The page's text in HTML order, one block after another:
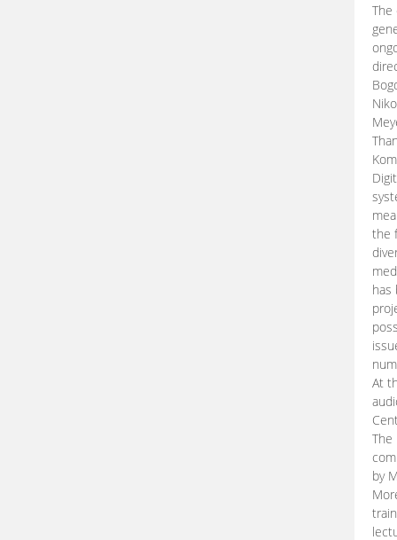
The
the
has
At
The
by